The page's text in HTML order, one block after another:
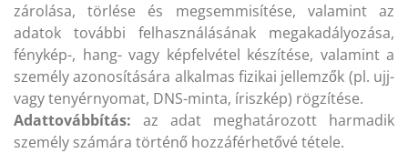
zárolása, törlése és megsemmisítése, valamint az
adatok további felhasználásának megakadályozása,
fénykép-, hang- vagy képfelvétel készítése, valamint a
személy azonosítására alkalmas fizikai jellemzők (pl. ujj-
vagy tenyérnyomat, DNS-minta, íriszkép) rögzítése.
Adattovábbítás: az adat meghatározott harmadik
személy számára történő hozzáférhetővé tétele.